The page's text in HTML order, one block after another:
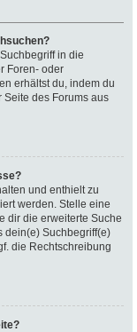
in die
Foren- oder
erhältst du, indem du
Seite des Forums aus
und enthielt zu
werden. Stelle eine
dir die erweiterte Suche
dein(e) Suchbegriff(e)
die Rechtschreibung